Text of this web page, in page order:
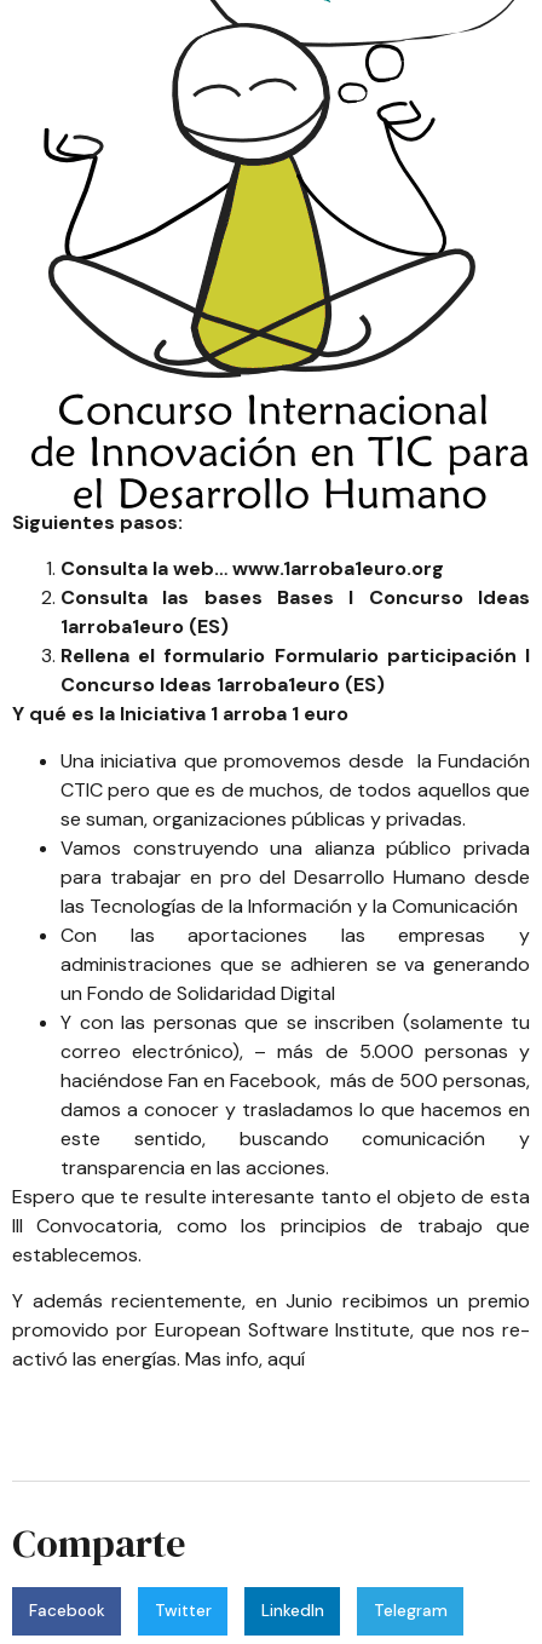
Siguientes pasos:
Consulta laweb…www.1arroba1euro.org
Consulta las bases Bases I Concurso Ideas
1arroba1euro (ES)
Rellena el formulario Formulario participación I
Concurso Ideas 1arroba1euro (ES)
Y qué es la Iniciativa 1 arroba 1 euro
Una iniciativa que promovemos desde la Fundación
CTICpero que es de muchos, de todos aquellos que
se suman, organizaciones públicas y privadas.
Vamos construyendo una alianza público privada
para trabajar en pro del Desarrollo Humano desde
las Tecnologías de la Información y la Comunicación
Con las aportaciones las empresas y
administraciones que se adhieren se va generando
un Fondo de Solidaridad Digital
Y con las personas que se inscriben (solamente tu
correo electrónico), – más de 5.000 personas y
haciéndose Fan en Facebook, más de 500 personas,
damos a conocer y trasladamos lo que hacemos en
este sentido, buscando comunicación y
transparencia en las acciones.
Espero que te resulte interesante tanto el objeto de esta
III Convocatoria, como los principios de trabajo que
establecemos.
Y además recientemente, en Junio recibimos un premio
promovido por European Software Institute, que nos re-
activó las energías. Mas info,aquí
Comparte
Facebook Twitter LinkedIn Telegram